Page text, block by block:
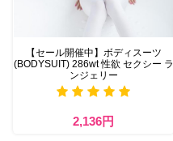
【セール開催中】ボディスーツ
(BODYSUIT) 286wt 性欲 セクシー ラ
ンジェリー
2,136円